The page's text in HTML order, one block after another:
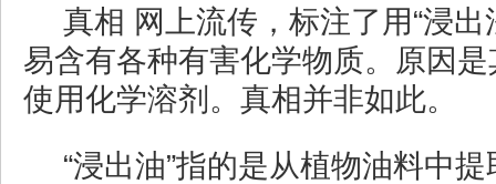
真相 网上流传，标注了用“浸出
易含有各种有害化学物质。原因
使用化学溶剂。真相并非如此。
“浸出油”指的是从植物油料中